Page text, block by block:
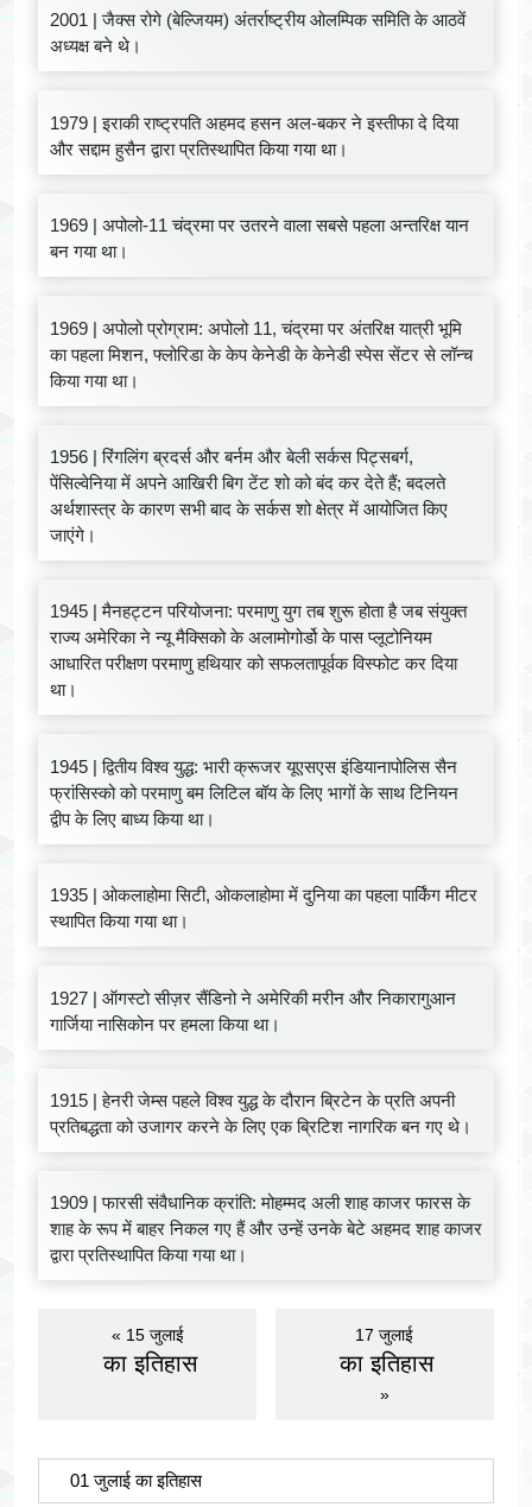
2001 | जैक्स रोगे (बेल्जियम) अंतर्राष्ट्रीय ओलम्पिक समिति के आठवें
अध्यक्ष बने थे।
1979 | इराकी राष्ट्रपति अहमद हसन अल-बकर ने इस्तीफा दे दिया
और सद्दाम हुसैन द्वारा प्रतिस्थापित किया गया था।
1969 | अपोलो-11 चंद्रमा पर उतरने वाला सबसे पहला अन्तरिक्ष यान
बन गया था।
1969 | अपोलो प्रोग्राम: अपोलो 11, चंद्रमा पर अंतरिक्ष यात्री भूमि
का पहला मिशन, फ्लोरिडा के केप केनेडी के केनेडी स्पेस सेंटर से लॉन्च
किया गया था।
1956 | रिंगलिंग ब्रदर्स और बर्नम और बेली सर्कस पिट्सबर्ग,
पेंसिल्वेनिया में अपने आखिरी बिग टेंट शो को बंद कर देते हैं; बदलते
अर्थशास्त्र के कारण सभी बाद के सर्कस शो क्षेत्र में आयोजित किए
जाएंगे।
1945 | मैनहट्टन परियोजना: परमाणु युग तब शुरू होता है जब संयुक्त
राज्य अमेरिका ने न्यू मैक्सिको के अलामोगोर्डो के पास प्लूटोनियम
आधारित परीक्षण परमाणु हथियार को सफलतापूर्वक विस्फोट कर दिया
था।
1945 | द्वितीय विश्व युद्ध: भारी क्रूजर यूएसएस इंडियानापोलिस सैन
फ्रांसिस्को को परमाणु बम लिटिल बॉय के लिए भागों के साथ टिनियन
द्वीप के लिए बाध्य किया था।
1935 | ओकलाहोमा सिटी, ओकलाहोमा में दुनिया का पहला पार्किंग मीटर
स्थापित किया गया था।
1927 | ऑगस्टो सीज़र सैंडिनो ने अमेरिकी मरीन और निकारागुआन
गार्जिया नासिकोन पर हमला किया था।
1915 | हेनरी जेम्स पहले विश्व युद्ध के दौरान ब्रिटेन के प्रति अपनी
प्रतिबद्धता को उजागर करने के लिए एक ब्रिटिश नागरिक बन गए थे।
1909 | फारसी संवैधानिक क्रांति: मोहम्मद अली शाह काजर फारस के
शाह के रूप में बाहर निकल गए हैं और उन्हें उनके बेटे अहमद शाह काजर
द्वारा प्रतिस्थापित किया गया था।
« 15 जुलाई
का इतिहास
17 जुलाई
का इतिहास
»
01 जुलाई का इतिहास